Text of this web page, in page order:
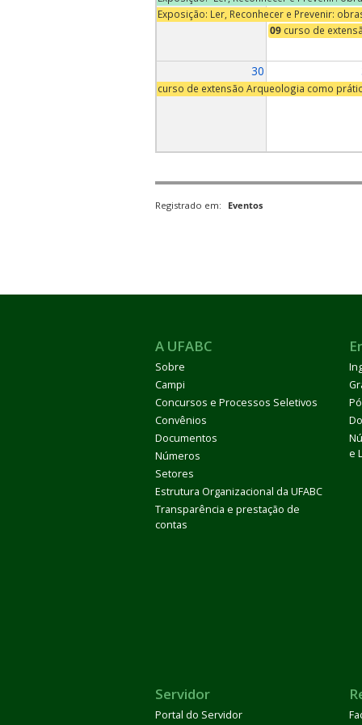
Exposição: Ler, Reconhecer e Prevenir:
09 curso de
30
curso de extensão Arqueologia como
Registrado em: Eventos
A UFABC
Sobre
Campi
Concursos e Processos Seletivos
Convênios
Documentos
Números
Setores
Estrutura Organizacional da UFABC
Transparência e prestação de
contas
e
Servidor
Portal do Servidor